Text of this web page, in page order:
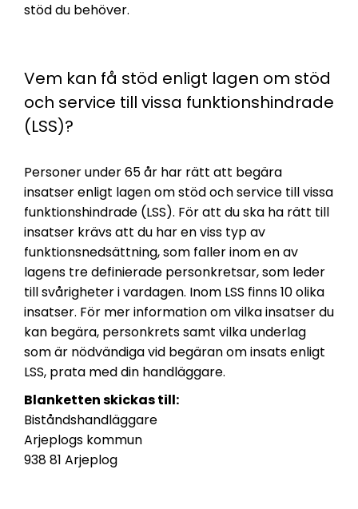
stöd du behöver.
Vem kan få stöd enligt lagen om stöd
och service till vissa funktionshindrade
(LSS)?
Personer under 65 år har rätt att begära
insatser enligt lagen om stöd och service till vissa
funktionshindrade (LSS). För att du ska ha rätt till
insatser krävs att du har en viss typ av
funktionsnedsättning, som faller inom en av
lagens tre definierade personkretsar, som leder
till svårigheter i vardagen. Inom LSS finns 10 olika
insatser. För mer information om vilka insatser du
kan begära, personkrets samt vilka underlag
som är nödvändiga vid begäran om insats enligt
LSS, prata med din handläggare.
Blanketten skickas till:
Biståndshandläggare
Arjeplogs kommun
938 81 Arjeplog